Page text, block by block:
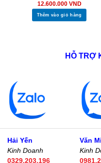
12.600.000 VND
Thêm vào giỏ hàng
HỖ TRỢ
Hải Yến
Kinh Doanh
0329.203.196
Văn
Kinh